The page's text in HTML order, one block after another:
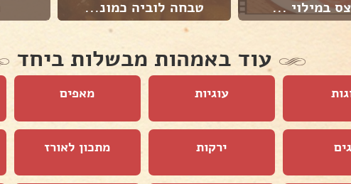
במילוי ... טבחה לוביה כמונ...
עוד באמהות מבשלות ביחד
עוגיות מאפים
ירקות מתכון לאורז